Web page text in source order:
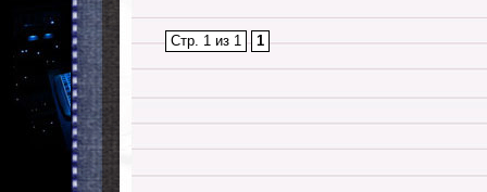
Стр. 1 из 1 1